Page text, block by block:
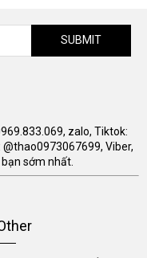
SUBMIT
zalo, Tiktok:
Viber,
sớm nhất.